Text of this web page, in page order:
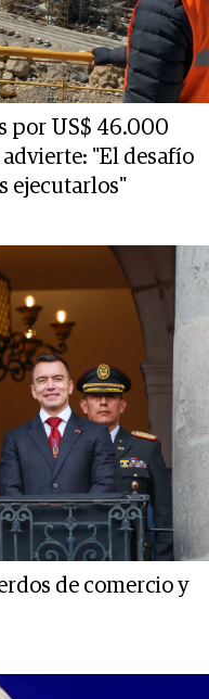
por US$ 46.000
"El desafío
ejecutarlos"
de comercio y